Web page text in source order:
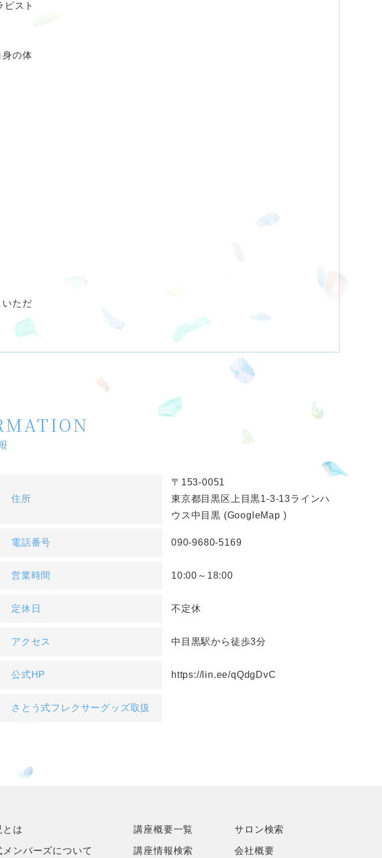
スト
の体
いただ
住所
〒153-0051
東京都目黒区上目黒1-3-13ラインハ
ウス中目黒 (GoogleMap )
電話番号 090-9680-5169
営業時間 10:00～18:00
定休日 不定休
アクセス 中目黒駅から徒歩3分
公式HP https://lin.ee/qQdgDvC
さとう式フレクサーグッズ取扱
とは
メンバーズについて
講座概要一覧
講座情報検索
サロン検索
会社概要